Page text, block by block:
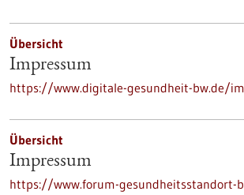
Übersicht
Impressum
https://www.digitale-gesundheit-bw.de/
Übersicht
Impressum
https://www.forum-gesundheitsstandort-